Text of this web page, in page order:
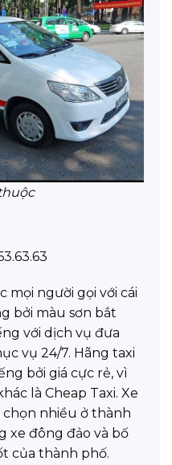
mọi người gọi với cái
bởi màu sơn bắt
với dịch vụ đưa
vụ 24/7. Hãng taxi
bởi giá cực rẻ, vì
là Cheap Taxi. Xe
chọn nhiều ở thành
xe đông đảo và bố
của thành phố.